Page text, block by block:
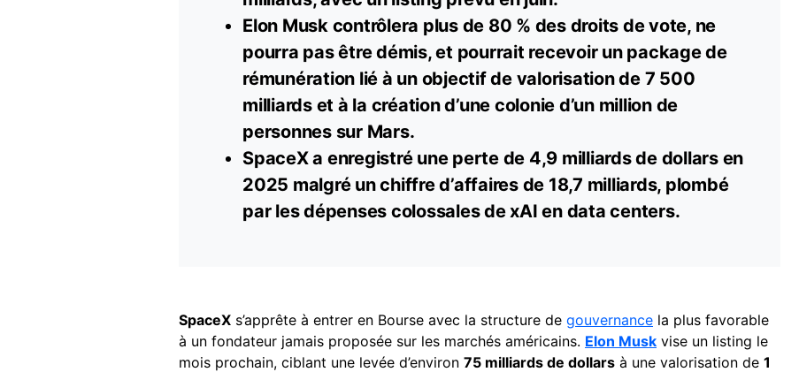
Elon Musk contrôlera plus de 80 % des droits de vote, ne
pourra pas être démis, et pourrait recevoir un package de
rémunération lié à un objectif de valorisation de 7 500
milliards et à la création d’une colonie d’un million de
personnes sur Mars.
SpaceX a enregistré une perte de 4,9 milliards de dollarsen
2025 malgré un chiffre d’affaires de 18,7 milliards, plombé
par les dépenses colossales de xAI en data centers.
SpaceX s’apprête à entrer en Bourse avec la structure de gouvernance la plus favorable
à un fondateur jamais proposée sur les marchés américains. Elon Musk vise un listing le
mois prochain, ciblant une levée d’environ 75 milliards de dollars à une valorisation de 1